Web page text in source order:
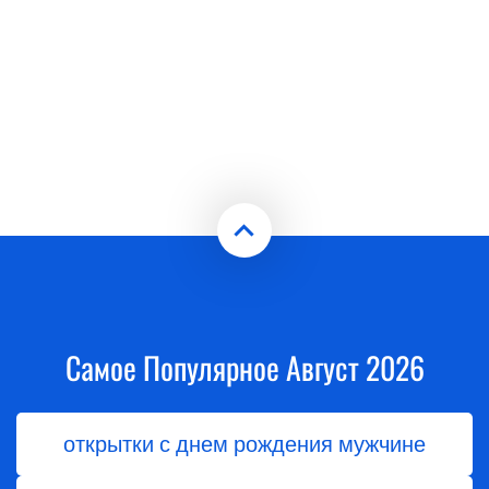
Самое Популярное Август 2026
открытки с днем рождения мужчине